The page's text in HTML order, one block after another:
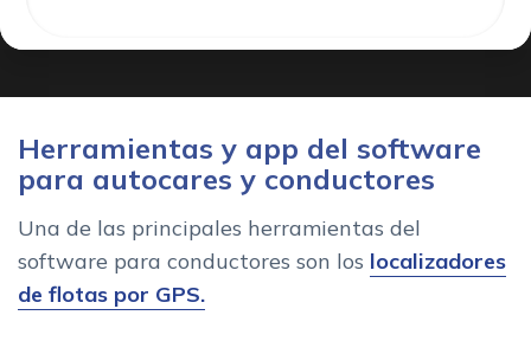
Herramientas y app del software
para autocares y conductores
Una de las principales herramientas del
software para conductores son los localizadores
de flotas por GPS.